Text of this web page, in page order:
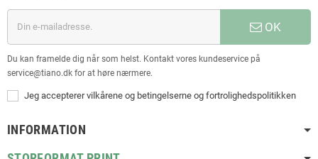
OK
Du kan framelde dig når som helst. Kontakt vores kundeservice på
service@tiano.dk for at høre nærmere.
Jeg accepterer vilkårene og betingelserne og fortrolighedspolitikken
INFORMATION